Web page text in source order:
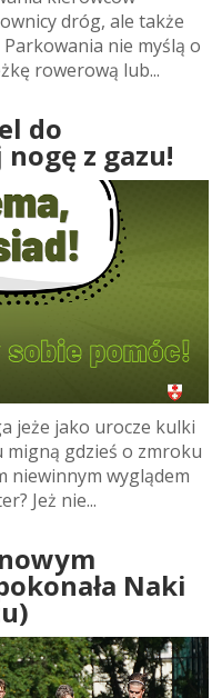
dróg, ale także
nie myślą o
rowerową lub...
do
z gazu!
jeże jako urocze kulki
migną gdzieś o zmroku
niewinnym wyglądem
Jeż nie...
Naki